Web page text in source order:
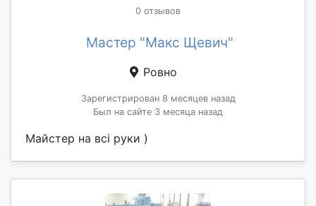
0 отзывов
Мастер "Макс Щевич"
Ровно
Зарегистрирован 8 месяцев назад
Был на сайте 3 месяца назад
Майстер на всі руки )